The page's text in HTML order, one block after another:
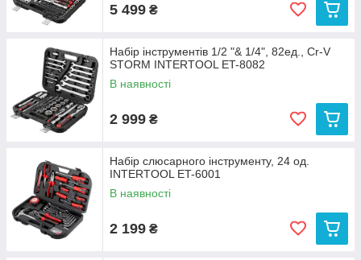
5 499 ₴
Набір інструментів 1/2 "& 1/4", 82ед., Cr-V
STORM INTERTOOL ET-8082
В наявності
2 999 ₴
Набір слюсарного інструменту, 24 од.
INTERTOOL ET-6001
В наявності
2 199 ₴